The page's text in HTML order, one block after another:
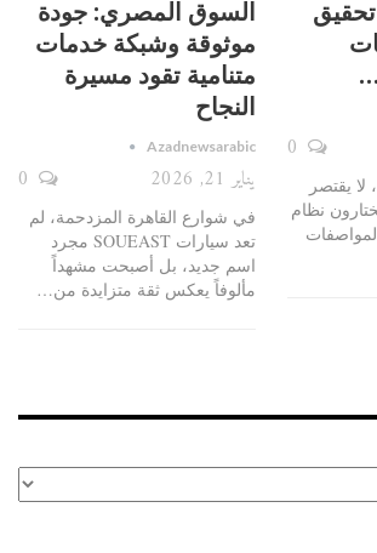
تحقيق
لا يقتصر
نظام
السوق المصري: جودة
موثوقة وشبكة خدمات
متنامية تقود مسيرة
النجاح
Azadnewsarabic
يناير 21, 2026
في شوارع القاهرة المزدحمة، لم
تعد سيارات SOUEAST مجرد
اسم جديد، بل أصبحت مشهداً
مألوفاً يعكس ثقة متزايدة من…